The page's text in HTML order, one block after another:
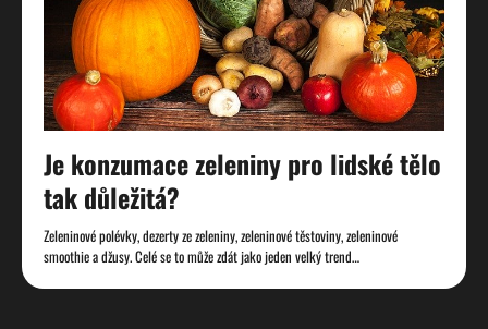
Je konzumace zeleniny pro lidské tělo
tak důležitá?
Zeleninové polévky, dezerty ze zeleniny, zeleninové těstoviny, zeleninové
smoothie a džusy. Celé se to může zdát jako jeden velký trend…